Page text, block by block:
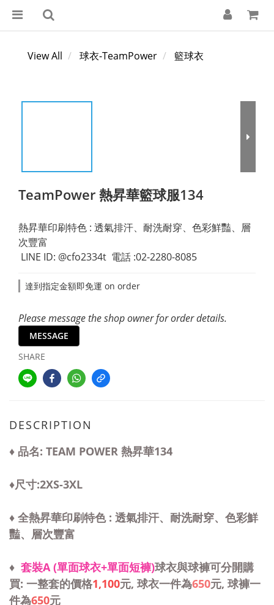
View All 球衣-TeamPower 籃球衣
TeamPower 熱昇華籃球服134
熱昇華印刷特色 : 透氣排汗、耐洗耐穿、色彩鮮豔、層
次豐富
LINE ID: @cfo2334t  電話 :02-2280-8085
達到指定金額即免運 on order
Please message the shop owner for order details.
MESSAGE
SHARE
DESCRIPTION
♦ 品名: TEAM POWER 熱昇華134
♦尺寸:2XS-3XL
♦ 全熱昇華印刷特色 : 透氣排汗、耐洗耐穿、色彩鮮
豔、層次豐富
♦ 套裝A (單面球衣+單面短褲)球衣與球褲可分開購
買: 一整套的價格1,100元, 球衣一件為650元, 球褲一
件為650元